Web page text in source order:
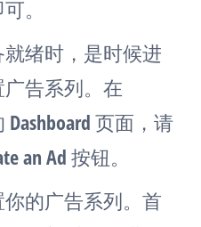
。
绪时，是时候进
告系列。在
Dashboard 页面，请
an Ad 按钮。
的广告系列。首